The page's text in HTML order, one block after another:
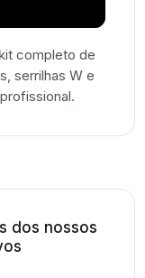
completo de
serrilhas W e
dos nossos